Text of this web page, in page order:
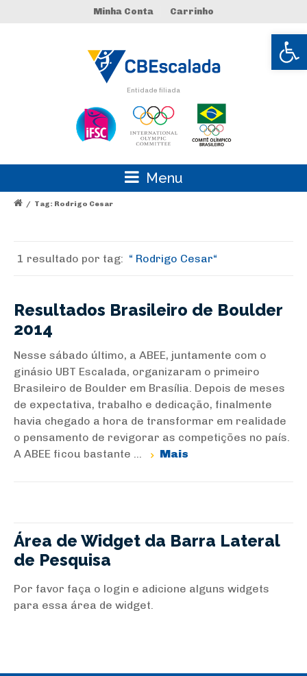
Abrir
Minha Conta Carrinho
Entidade filiada
Menu
/ Tag: Rodrigo Cesar
1 resultado por tag: Rodrigo Cesar
Resultados Brasileiro de Boulder
2014
Nesse sábado último, a ABEE, juntamente com o
ginásio UBT Escalada, organizaram o primeiro
Brasileiro de Boulder em Brasília. Depois de meses
de expectativa, trabalho e dedicação, finalmente
havia chegado a hora de transformar em realidade
o pensamento de revigorar as competições no país.
A ABEE ficou bastante ...
Mais
Área de Widget da Barra Lateral
de Pesquisa
Por favor faça o login e adicione alguns widgets
para essa área de widget.